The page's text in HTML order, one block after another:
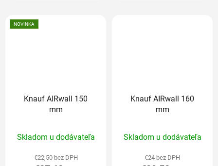
NOVINKA
Knauf AIRwall 150
mm
hodnotenie
produktu
Skladom u dodávateľa
€22,50 bez DPH
Knauf AIRwall 160
mm
hodnotenie
produktu
Skladom u dodávateľa
€24 bez DPH